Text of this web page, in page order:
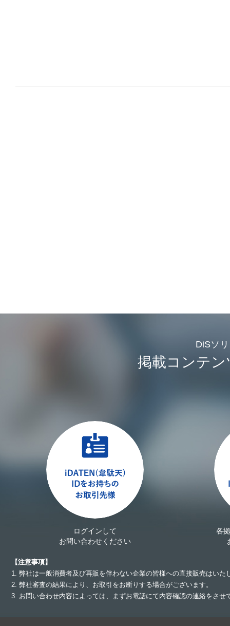
DiSソ
掲載コンテ
ログインして
お問い合わせください
各
【注意事項】
1. 弊社は一般消費者及び再販を伴わない企業の皆様への直接販売はいた
2. 弊社審査の結果により、お取引をお断りする場合がございます。
3. お問い合わせ内容によっては、まずお電話にて内容確認の連絡をさ